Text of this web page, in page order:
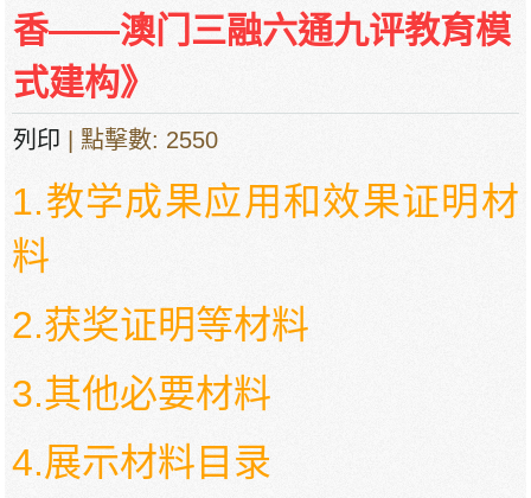
香——澳门三融六通九评教育模
式建构》
列印 | 點擊數: 2550
1.教学成果应用和效果证明材
料
2.获奖证明等材料
3.其他必要材料
4.展示材料目录